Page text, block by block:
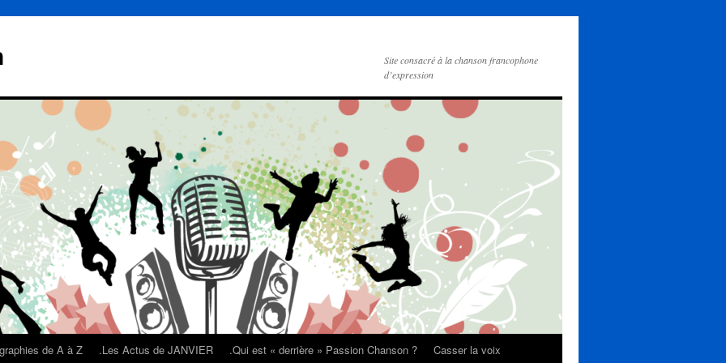
Site consacré à la chanson francophone
d’expression
de A à Z .Les Actus de JANVIER .Qui est « derrière » Passion Chanson ?
Casser la voix